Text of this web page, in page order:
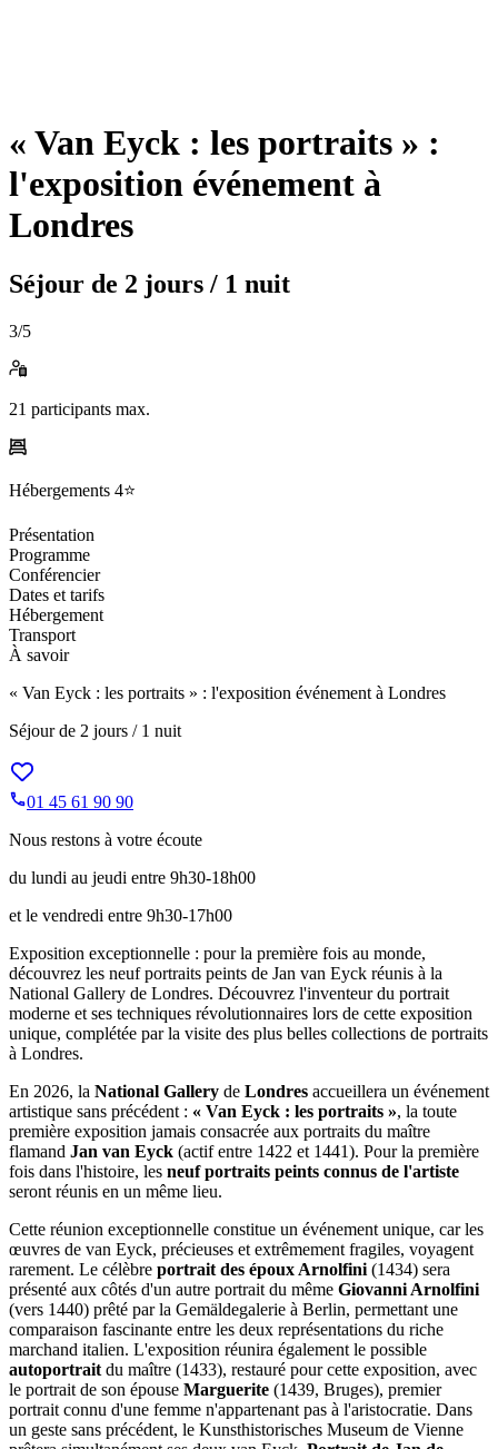
« Van Eyck : les portraits » :
l'exposition événement à
Londres
Séjour de 2 jours / 1 nuit
3/5
21 participants max.
Hébergements 4⭐️
Présentation
Programme
Conférencier
Dates et tarifs
Hébergement
Transport
À savoir
« Van Eyck : les portraits » : l'exposition événement à Londres
Séjour de 2 jours / 1 nuit
01 45 61 90 90
Nous restons à votre écoute
du lundi au jeudi entre 9h30-18h00
et le vendredi entre 9h30-17h00
Exposition exceptionnelle : pour la première fois au monde,
découvrez les neuf portraits peints de Jan van Eyck réunis à la
National Gallery de Londres. Découvrez l'inventeur du portrait
moderne et ses techniques révolutionnaires lors de cette exposition
unique, complétée par la visite des plus belles collections de portraits
à Londres.
En 2026, la National Gallery de Londres accueillera un événement
artistique sans précédent : « Van Eyck : les portraits », la toute
première exposition jamais consacrée aux portraits du maître
flamand Jan van Eyck (actif entre 1422 et 1441). Pour la première
fois dans l'histoire, les neuf portraits peints connus de l'artiste
seront réunis en un même lieu.
Cette réunion exceptionnelle constitue un événement unique, car les
œuvres de van Eyck, précieuses et extrêmement fragiles, voyagent
rarement. Le célèbre portrait des époux Arnolfini (1434) sera
présenté aux côtés d'un autre portrait du même Giovanni Arnolfini
(vers 1440) prêté par la Gemäldegalerie à Berlin, permettant une
comparaison fascinante entre les deux représentations du riche
marchand italien. L'exposition réunira également le possible
autoportrait du maître (1433), restauré pour cette exposition, avec
le portrait de son épouse Marguerite (1439, Bruges), premier
portrait connu d'une femme n'appartenant pas à l'aristocratie. Dans
un geste sans précédent, le Kunsthistorisches Museum de Vienne